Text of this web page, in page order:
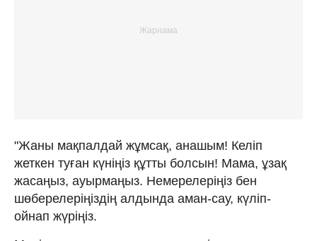
"Жаны мақпалдай жұмсақ, анашым! Келіп
жеткен туған күніңіз құтты болсын! Мама, ұзақ
жасаңыз, ауырмаңыз. Немерелеріңіз бен
шөберелеріңіздің алдында аман-сау, күліп-
ойнап жүріңіз.